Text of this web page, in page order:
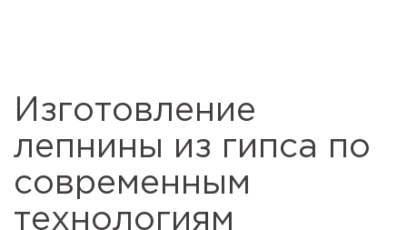
Изготовление
лепнины из гипса по
современным
технологиям